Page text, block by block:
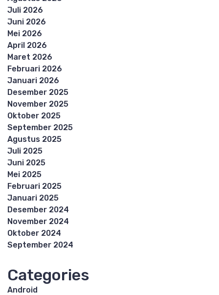
Juli 2026
Juni 2026
Mei 2026
April 2026
Maret 2026
Februari 2026
Januari 2026
Desember 2025
November 2025
Oktober 2025
September 2025
Agustus 2025
Juli 2025
Juni 2025
Mei 2025
Februari 2025
Januari 2025
Desember 2024
November 2024
Oktober 2024
September 2024
Categories
Android